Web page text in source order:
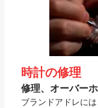
時計の修理
修理、オーバー
ブランドアドレに